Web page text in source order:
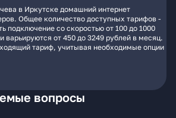
в Иркутске домашний интернет
Общее количество доступных тарифов -
подключение со скоростью от 100 до 1000
варьируются от 450 до 3249 рублей в месяц.
тариф, учитывая необходимые опции
вопросы